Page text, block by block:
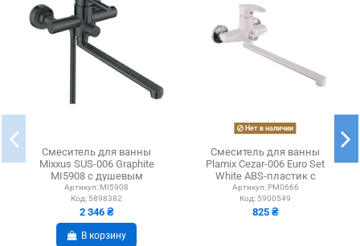
Смеситель для ванны
Mixxus SUS-006 Graphite
MI5908 с душевым
набором, графит
Артикул: MI5908
Код: 5898382
2 346 ₴
В корзину
Нет в наличии
Смеситель для ванны
Plamix Cezar-006 Euro Set
White ABS-пластик с
душевым набором
Артикул: PM0666
Код: 5900549
825 ₴